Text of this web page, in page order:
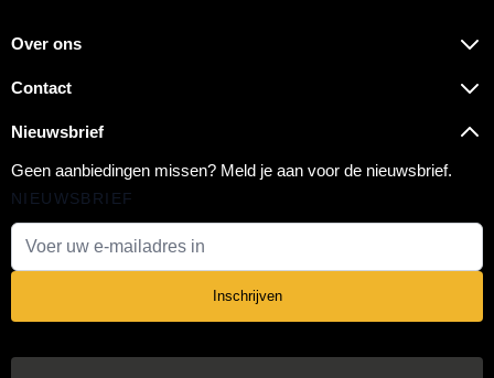
Over ons
Contact
Nieuwsbrief
Geen aanbiedingen missen? Meld je aan voor de nieuwsbrief.
NIEUWSBRIEF
Inschrijven